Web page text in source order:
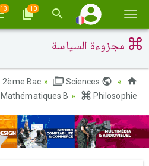
la
13 10
مجزوءة السياسة
2ème Bac
Sciences
Mathématiques B
Philosophie